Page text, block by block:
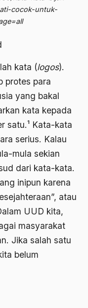
cocok-untuk-
kata (logos).
protes para
yang bakal
kata kepada
satu.¹ Kata-kata
serius. Kalau
mula sekian
dari kata-kata.
inipun karena
atau
UUD kita,
masyarakat
Jika salah satu
belum